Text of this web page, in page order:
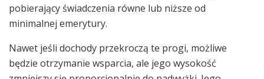
pobierający świadczenia równe lub niższe od
minimalnej emerytury.
Nawet jeśli dochody przekroczą te progi, możliwe
będzie otrzymanie wsparcia, ale jego wysokość